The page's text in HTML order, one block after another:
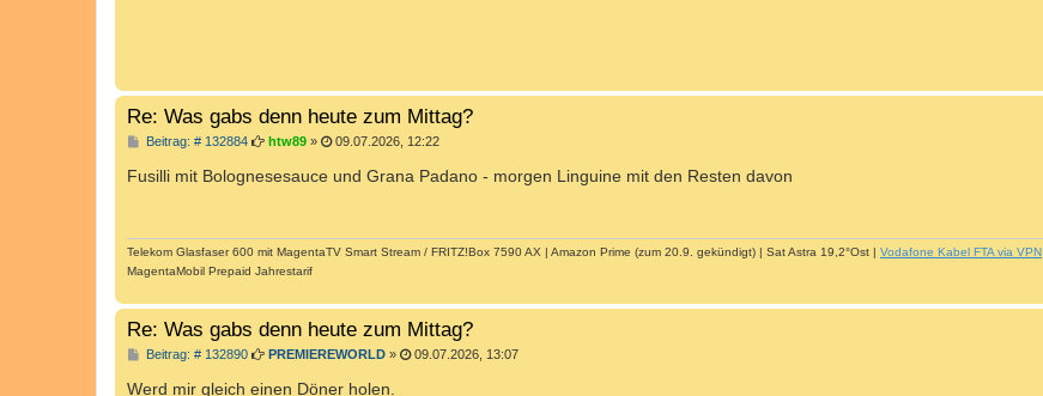
Re: Was gabs denn heute zum Mittag?
Beitrag: # 132884B
i
t
htw89» 09.07.2026, 12:22
Fusilli mit Bolognesesauce und Grana Padano - morgen Linguine mit den Resten davon
Telekom Glasfaser 600 mit MagentaTV Smart Stream / FRITZ!Box 7590 AX | Amazon Prime (zum 20.9. gekündigt) | Sat Astra 19,2°Ost | Vodafone Kabel FTA via VPN
MagentaMobil Prepaid Jahrestarif
Re: Was gabs denn heute zum Mittag?
Beitrag: # 132890B
PREMIEREWORLD» 09.07.2026, 13:07
Werd mir gleich einen Döner holen.